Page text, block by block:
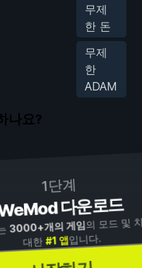
무제
한 돈
무제
한
ADAM
나요?
1단계
다운로드
3000+개의 게임의 모드 및
대한#1 앱입니다.